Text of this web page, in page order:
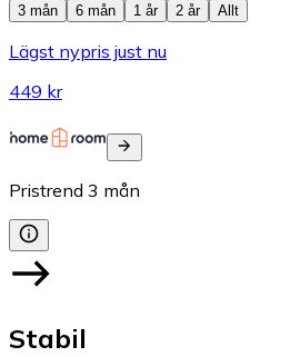
3 mån
6 mån 1 år 2 år Allt
Lägst nypris just nu
449 kr
Pristrend 3 mån
Stabil